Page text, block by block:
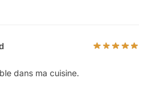
dans ma cuisine.